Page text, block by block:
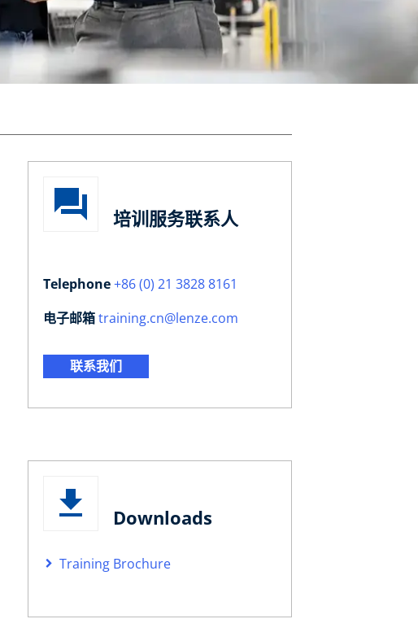
培训服务联系人
Telephone+86 (0) 21 3828 8161
电子邮箱training.cn@lenze.com
联系我们
Downloads
Training Brochure